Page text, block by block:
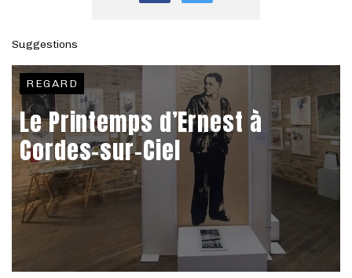
Suggestions
REGARD
Le Printemps d’Ernest à
Cordes-sur-Ciel